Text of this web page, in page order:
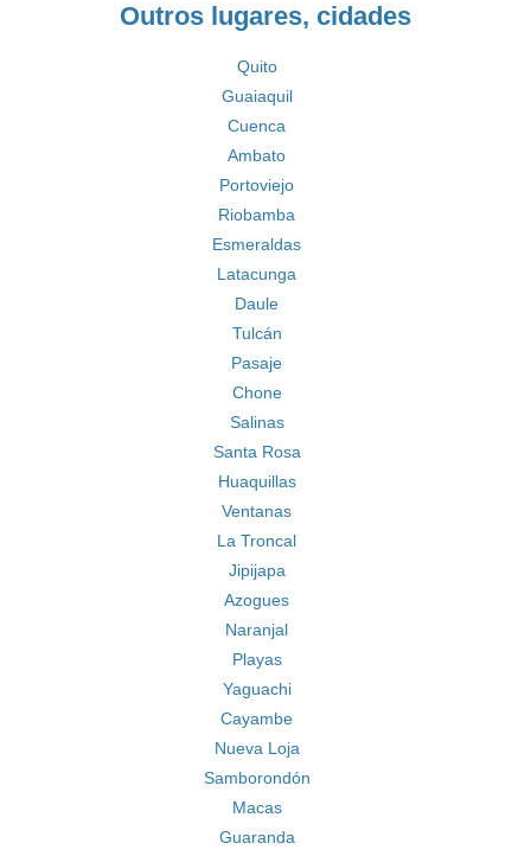
Outros lugares, cidades
Quito
Guaiaquil
Cuenca
Ambato
Portoviejo
Riobamba
Esmeraldas
Latacunga
Daule
Tulcán
Pasaje
Chone
Salinas
Santa Rosa
Huaquillas
Ventanas
La Troncal
Jipijapa
Azogues
Naranjal
Playas
Yaguachi
Cayambe
Nueva Loja
Samborondón
Macas
Guaranda